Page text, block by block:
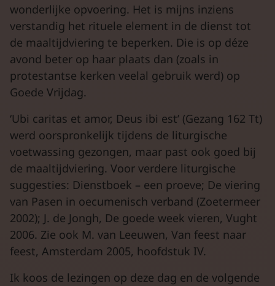
wonderlijke opvoering. Het is mijns inziens
verstandig het rituele element in de dienst tot
de maaltijdviering te beperken. Die is op déze
avond beter op haar plaats dan (zoals in
protestantse kerken veelal gebruik werd) op
Goede Vrijdag.
‘Ubi caritas et amor, Deus ibi est’ (Gezang 162 Tt)
werd oorspronkelijk tijdens de liturgische
voetwassing gezongen, maar past ook goed bij
de maaltijdviering. Voor verdere liturgische
suggesties: Dienstboek – een proeve; De viering
van Pasen in oecumenisch verband (Zoetermeer
2002); J. de Jongh, De goede week vieren, Vught
2006. Zie ook M. van Leeuwen, Van feest naar
feest, Amsterdam 2005, hoofdstuk IV.
Ik koos de lezingen op deze dag en de volgende